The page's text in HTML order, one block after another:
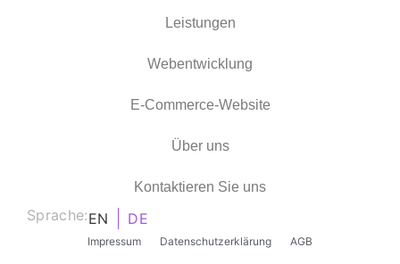
Leistungen
Webentwicklung
E-Commerce-Website
Über uns
Kontaktieren Sie uns
Sprache:EN DE
Impressum Datenschutzerklärung AGB